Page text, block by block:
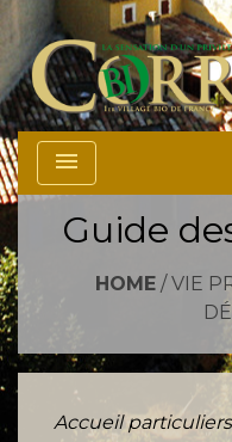
menu
Guide
HOME/ VIE
Accueil particuliers